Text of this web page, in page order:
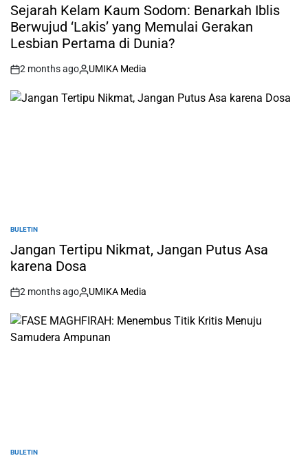
IN
Sejarah Kelam Kaum Sodom: Benarkah Iblis
Berwujud ‘Lakis’ yang Memulai Gerakan
Lesbian Pertama di Dunia?
on
2 months ago
Posted
UMIKA Media
POSTED
IN
BULETIN
Jangan Tertipu Nikmat, Jangan Putus Asa
karena Dosa
on
2 months ago
Posted
UMIKA Media
POSTED
BULETIN